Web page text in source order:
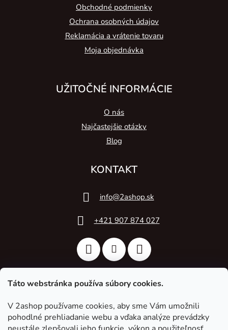
Táto webstránka používa súbory cookies.
V 2ashop používame cookies, aby sme Vám umožnili
pohodlné prehliadanie webu a vďaka analýze prevádzky
Obchodné podmienky
Ochrana osobných údajov
Reklamácia a vrátenie tovaru
Moja objednávka
UŽITOČNÉ INFORMÁCIE
O nás
Najčastejšie otázky
Blog
KONTAKT
info@2ashop.sk
+421 907 874 027
2A Acoustic